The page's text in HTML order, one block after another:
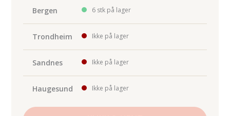
Bergen 6 stk på lager
Trondheim Ikke på lager
Sandnes Ikke på lager
Haugesund Ikke på lager